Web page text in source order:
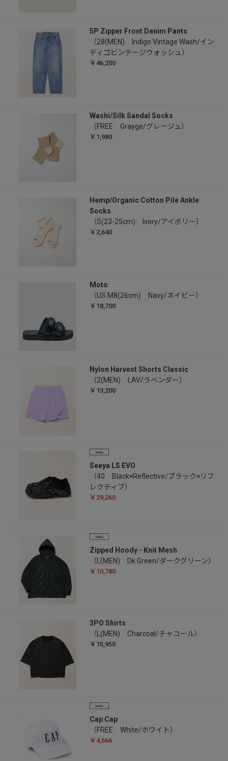
5P Zipper Front Denim Pants
（28(MEN) Indigo Vintage Wash/イン
ディゴビンテージウォッシュ）
￥46,200
Washi/Silk Sandal Socks
（FREE Grayge/グレージュ）
￥1,980
Hemp/Organic Cotton Pile Ankle
Socks
（S(23-25cm) Ivory/アイボリー）
￥2,640
Moto
（US M8(26cm) Navy/ネイビー）
￥18,700
Nylon Harvest Shorts Classic
（2(MEN) LAV/ラベンダー）
￥13,200
Seeya LS EVO
（40 Black×Reflective/ブラック×リフ
レクティブ）
￥29,260
Zipped Hoody - Knit Mesh
（L(MEN) Dk.Green/ダークグリーン）
￥10,780
3PO Shirts
（L(MEN) Charcoal/チャコール）
￥15,950
Cap Cap
（FREE White/ホワイト）
￥4,666